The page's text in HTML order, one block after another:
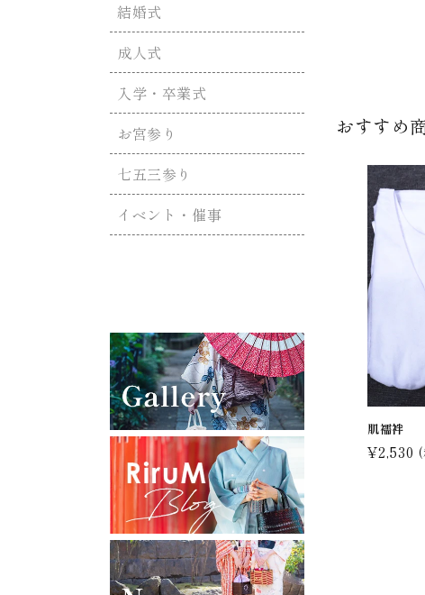
おすすめ
肌襦袢
通
¥2,530
結婚式
成人式
入学・卒業式
お宮参り
七五三参り
イベント・催事